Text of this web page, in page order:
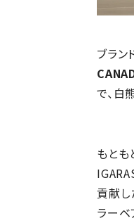
ブラン
で、白
もとも
貢献し
ラーベ